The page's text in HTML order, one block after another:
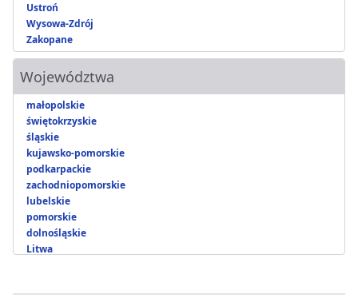
Ustroń
Wysowa-Zdrój
Zakopane
Województwa
małopolskie
świętokrzyskie
śląskie
kujawsko-pomorskie
podkarpackie
zachodniopomorskie
lubelskie
pomorskie
dolnośląskie
Litwa